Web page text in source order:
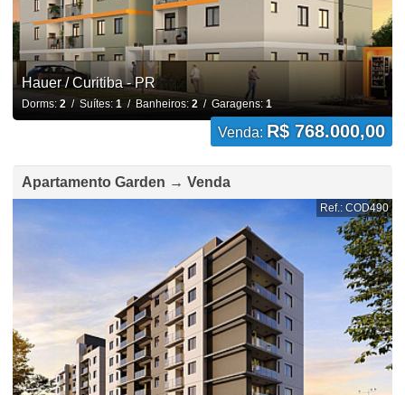
Hauer / Curitiba - PR
Dorms: 2/ Suítes: 1/ Banheiros: 2/ Garagens: 1
Venda: R$ 768.000,00
Apartamento Garden → Venda
Ref.: COD490